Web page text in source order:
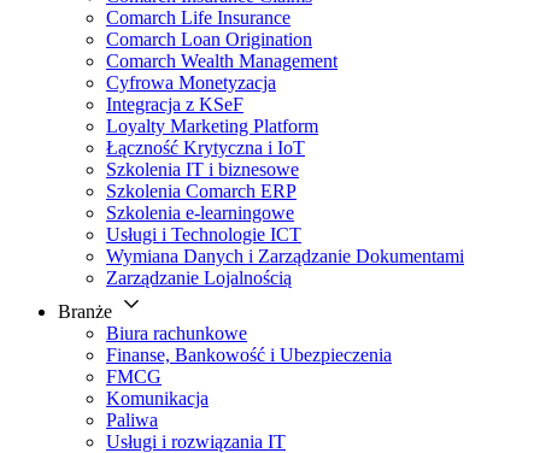
Comarch Life Insurance
Comarch Loan Origination
Comarch Wealth Management
Cyfrowa Monetyzacja
Integracja z KSeF
Loyalty Marketing Platform
Łączność Krytyczna i IoT
Szkolenia IT i biznesowe
Szkolenia Comarch ERP
Szkolenia e-learningowe
Usługi i Technologie ICT
Wymiana Danych i Zarządzanie Dokumentami
Zarządzanie Lojalnością
Branże
Biura rachunkowe
Finanse, Bankowość i Ubezpieczenia
FMCG
Komunikacja
Paliwa
Usługi i rozwiązania IT